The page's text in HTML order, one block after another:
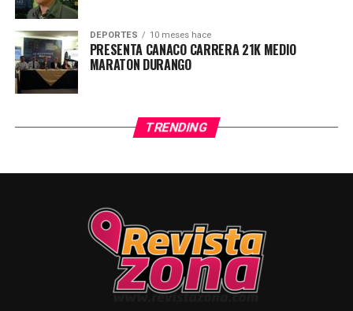
DEPORTES 10 meses hace
PRESENTA CANACO CARRERA 21K MEDIO
MARATON DURANGO
TRENDING